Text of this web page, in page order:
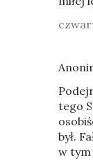
tego
był.
w tym